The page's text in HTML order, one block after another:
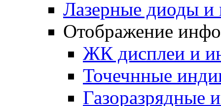
Лазерные диоды и
Отображение
ЖК дисплеи и
Точечнные
Газоразрядные